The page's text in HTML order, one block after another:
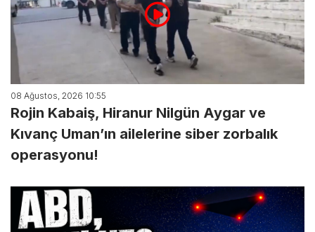
08 Ağustos, 2026 10:55
Rojin Kabaiş, Hiranur Nilgün Aygar ve
Kıvanç Uman’ın ailelerine siber zorbalık
operasyonu!